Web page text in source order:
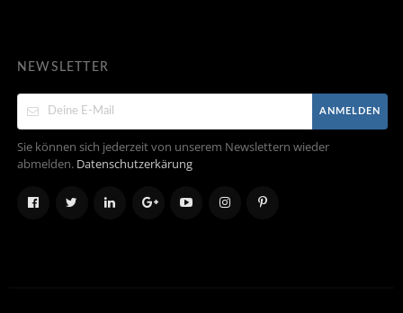
NEWSLETTER
ANMELDEN
Sie können sich jederzeit von unserem Newslettern wieder
abmelden. Datenschutzerkärung